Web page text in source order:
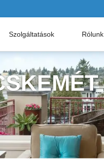
Szolgáltatások Rólunk